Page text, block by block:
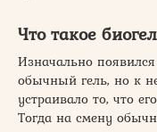
Что такое
Изначально
обычный гель, но к
устраивало то, что
Тогда на смену